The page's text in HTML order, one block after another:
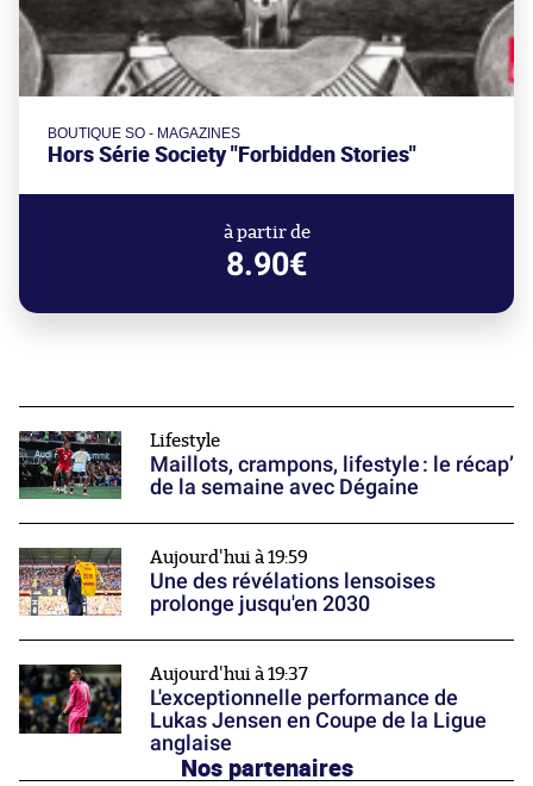
BOUTIQUE SO - MAGAZINES
Hors Série Society "Forbidden Stories"
à partir de
8.90€
Lifestyle
Maillots, crampons, lifestyle : le récap’
de la semaine avec Dégaine
Aujourd'hui à 19:59
Une des révélations lensoises
prolonge jusqu'en 2030
Aujourd'hui à 19:37
L'exceptionnelle performance de
Lukas Jensen en Coupe de la Ligue
anglaise
Nos partenaires